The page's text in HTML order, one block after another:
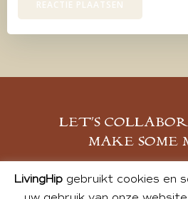
LET’S
MAKE SOME
MELD JE
LivingHipgebruikt cookies en